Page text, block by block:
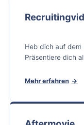
Heb dich auf dem
Präsentiere dich
Mehr erfahren